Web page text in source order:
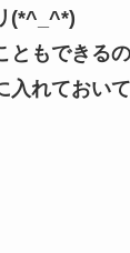
(*^_^*)
ともできる
入れておい